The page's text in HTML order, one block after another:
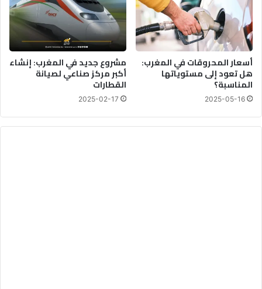
أسعار المحروقات في المغرب:
هل تعود إلى مستوياتها
المناسبة؟
2025-05-16
مشروع جديد في المغرب: إنشاء
أكبر مركز صناعي لصيانة
القطارات
2025-02-17